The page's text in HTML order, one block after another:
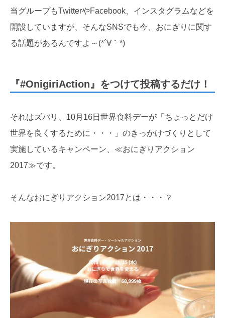
当グループもTwitterやFacebook、インスタグラムなどを
開設していますが、そんなSNSでも今、おにぎりに関す
る話題があるんですよ～(*´∀｀*)
『#OnigiriAction』をつけて投稿するだけ！
それはズバリ、10月16日世界食料デーが「ちょっとだけ
世界を良くするために・・・」のきっかけづくりとして
実施しているキャンペーン、≪おにぎりアクション
2017≫です。
そんなおにぎりアクション2017とは・・・？